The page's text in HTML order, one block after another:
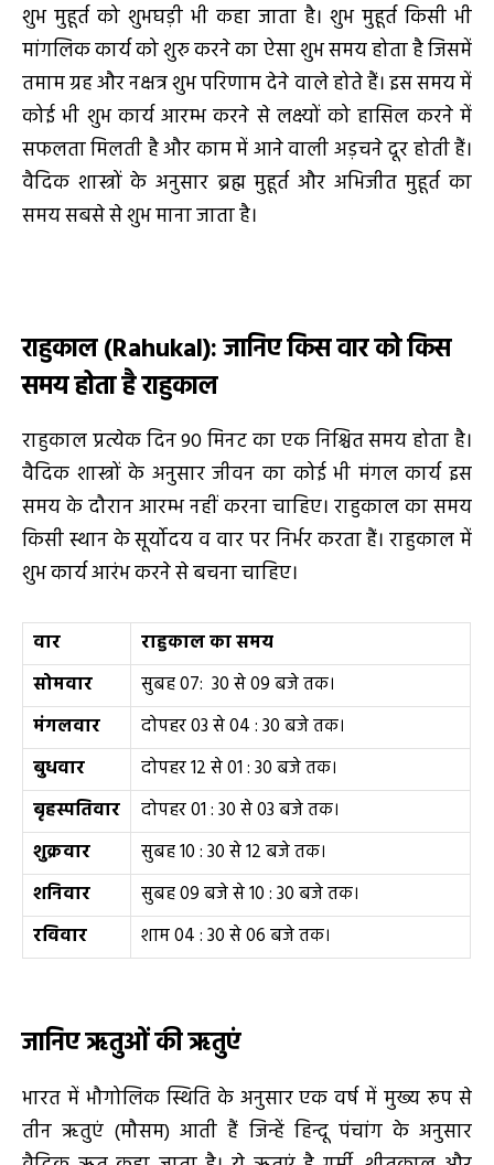
शुभ मुहूर्त को शुभघड़ी भी कहा जाता है। शुभ मुहूर्त किसी भी
मांगलिक कार्य को शुरु करने का ऐसा शुभ समय होता है जिसमें
तमाम ग्रह और नक्षत्र शुभ परिणाम देने वाले होते हैं। इस समय में
कोई भी शुभ कार्य आरम्भ करने से लक्ष्यों को हासिल करने में
सफलता मिलती है और काम में आने वाली अड़चने दूर होती हैं।
वैदिक शास्त्रों के अनुसार ब्रह्म मुहूर्त और अभिजीत मुहूर्त का
समय सबसे से शुभ माना जाता है।
राहुकाल(Rahukal): जानिए किस वार को किस
समय होता है राहुकाल
राहुकाल प्रत्येक दिन 90 मिनट का एक निश्चित समय होता है।
वैदिक शास्त्रों के अनुसार जीवन का कोई भी मंगल कार्य इस
समय के दौरान आरम्भ नहीं करना चाहिए। राहुकाल का समय
किसी स्थान के सूर्योदय व वार पर निर्भर करता हैं। राहुकाल में
शुभ कार्य आरंभ करने से बचना चाहिए।
वार
राहुकाल का समय
सोमवार
सुबह 07: 30 से 09 बजे तक।
मंगलवार
दोपहर 03 से 04 : 30 बजे तक।
बुधवार
दोपहर 12 से 01 : 30 बजे तक।
बृहस्पतिवार
दोपहर 01 : 30 से 03 बजे तक।
शुक्रवार
सुबह 10 : 30 से 12 बजे तक।
शनिवार
सुबह 09 बजे से 10 : 30 बजे तक।
रविवार
शाम 04 : 30 से 06 बजे तक।
जानिए ऋतुओं की ऋतुएं
भारत में भौगोलिक स्थिति के अनुसार एक वर्ष में मुख्य रूप से
तीन ऋतुएं (मौसम) आती हैं जिन्हें हिन्दू पंचांग के अनुसार